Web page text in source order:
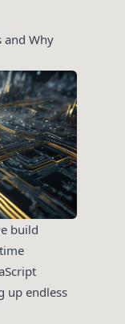
and Why
build
up endless